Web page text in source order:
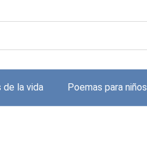
de la vida Poemas para niños